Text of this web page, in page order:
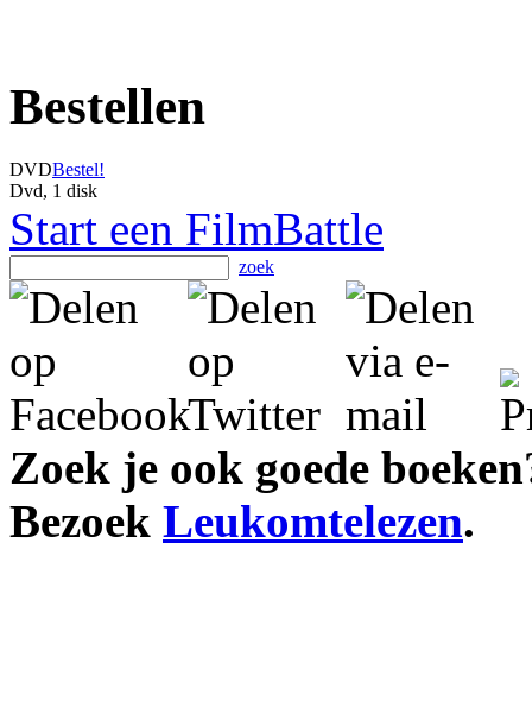
Bestellen
DVDBestel!
Dvd, 1 disk
Start een FilmBattle
zoek
Zoek je ook goede
Bezoek Leukomtelezen.